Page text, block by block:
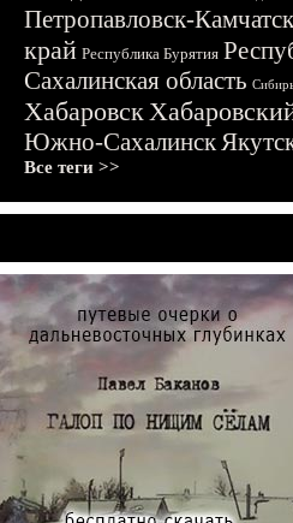
Петропавловск-
край Республика Бурятия
Сахалинская область
Хабаровск
Южно-Сахалинск
Все теги >>